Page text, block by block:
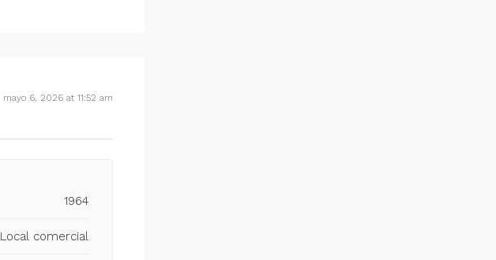
6, 2026 at 11:52 am
1964
Local comercial